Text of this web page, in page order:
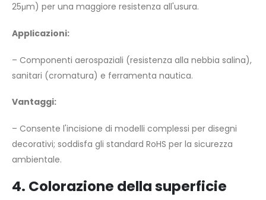
25μm) per una maggiore resistenza all'usura.
Applicazioni:
– Componenti aerospaziali (resistenza alla nebbia salina),
sanitari (cromatura) e ferramenta nautica.
Vantaggi:
– Consente l'incisione di modelli complessi per disegni
decorativi; soddisfa gli standard RoHS per la sicurezza
ambientale.
4. Colorazione della superficie